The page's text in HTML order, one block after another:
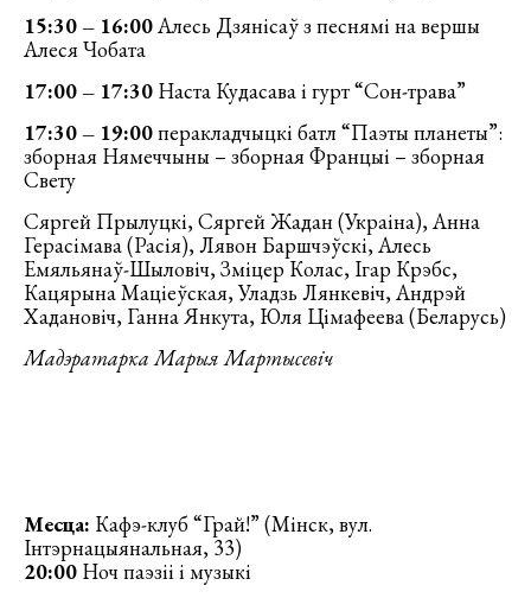
15:30 – 16:00Алесь Дзянісаў з песнямі на вершы
Алеся Чобата
17:00 – 17:30 Наста Кудасава і гурт “Сон-трава”
17:30 – 19:00перакладчыцкі батл “Паэты планеты”:
зборная Нямеччыны – зборная Францыі – зборная
Свету
Сяргей Прылуцкі, Сяргей Жадан (Украіна), Анна
Герасімава (Расія), Лявон Баршчэўскі, Алесь
Емяльянаў-Шыловіч, Зміцер Колас, Ігар Крэбс,
Кацярына Маціеўская, Уладзь Лянкевіч, Андрэй
Хадановіч, Ганна Янкута, Юля Цімафеева (Беларусь)
Мадэратарка Марыя Мартысевіч
Месца: Кафэ-клуб “Грай!” (Мінск, вул.
Інтэрнацыянальная, 33)
20:00 Ноч паэзіі і музыкі